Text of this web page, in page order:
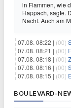
in Flammen, wie
Happach, sagte.
Nacht. Auch am
07.08. 08:22 | (00)
07.08. 08:21 | (00)
07.08. 08:18 | (00)
07.08. 08:16 | (00)
07.08. 08:15 | (00)
BOULEVARD-